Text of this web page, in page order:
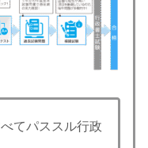
てパススル行政